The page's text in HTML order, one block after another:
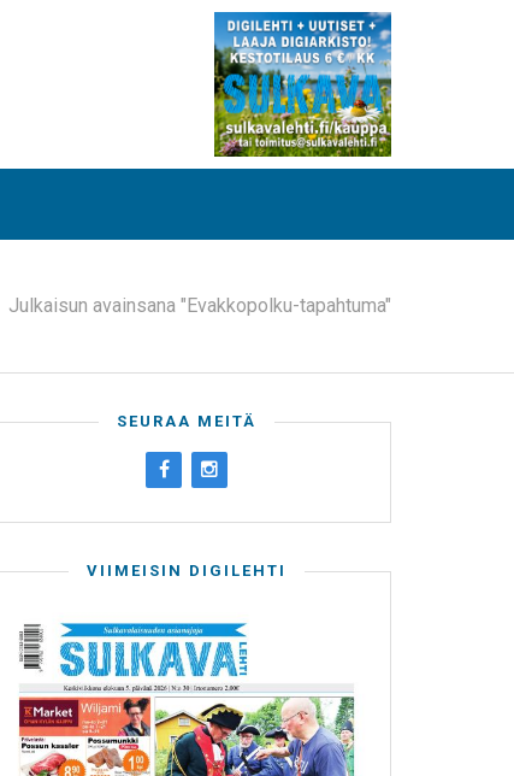
Julkaisun avainsana "Evakkopolku-tapahtuma"
SEURAA MEITÄ
VIIMEISIN DIGILEHTI